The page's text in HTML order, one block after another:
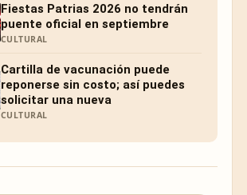
Fiestas Patrias 2026 no tendrán
puente oficial en septiembre
CULTURAL
Cartilla de vacunación puede
reponerse sin costo; así puedes
solicitar una nueva
CULTURAL